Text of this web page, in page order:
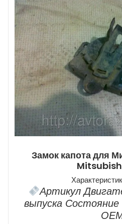
Замок капота для
Артикул
выпуска